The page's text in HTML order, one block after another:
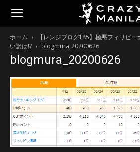
ホーム
【レンジブログ185】極悪フィリピ
い訳は!?
blogmura_20200626
blogmura_20200626